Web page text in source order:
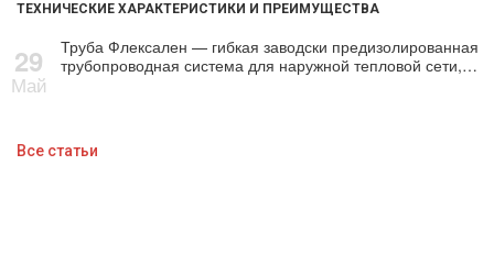
ТЕХНИЧЕСКИЕ ХАРАКТЕРИСТИКИ И ПРЕИМУЩЕСТВА
29
Май
Труба Флексален — гибкая заводски предизолированная
трубопроводная система для наружной тепловой сети,…
Все статьи